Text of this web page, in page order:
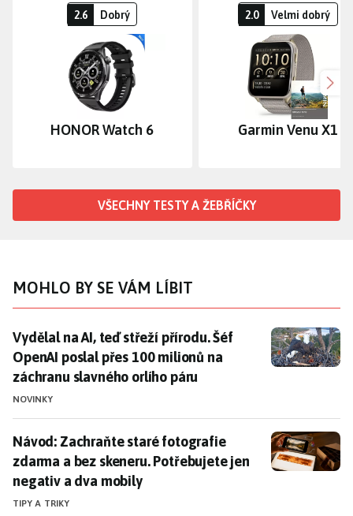
2.6 Dobrý
HONOR Watch 6
2.0 Velmi dobrý
Garmin Venu X1
VŠECHNY TESTY A ŽEBŘÍČKY
MOHLO BY SE VÁM LÍBIT
Vydělal na AI, teď střeží přírodu. Šéf OpenAI poslal
Vydělal na AI, teď střeží přírodu. Šéf
OpenAI poslal přes 100 milionů na
záchranu slavného orlího páru
NOVINKY
Návod: Zachraňte staré fotografie zdarma a bez
Návod: Zachraňte staré fotografie
zdarma a bez skeneru. Potřebujete jen
negativ a dva mobily
TIPY A TRIKY